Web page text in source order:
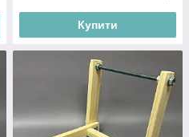
Купити